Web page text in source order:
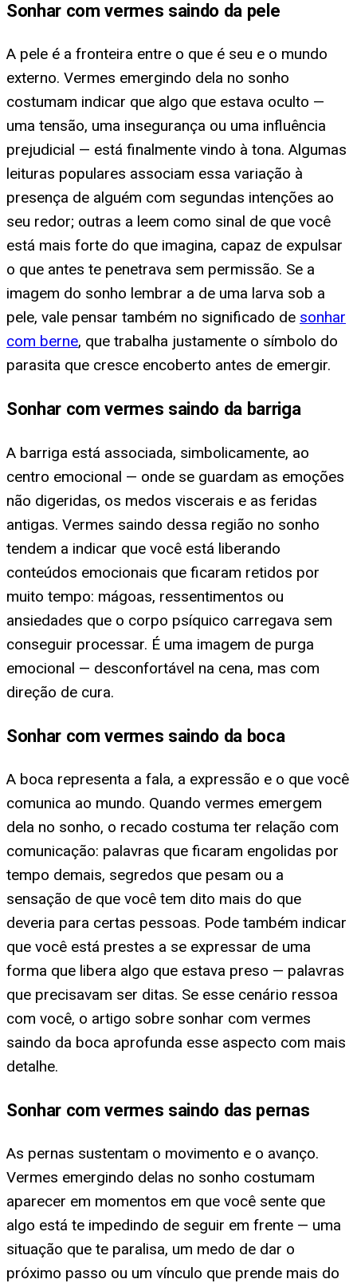
Sonhar com vermes saindo da pele
A pele é a fronteira entre o que é seu e o mundo
externo. Vermes emergindo dela no sonho
costumam indicar que algo que estava oculto —
uma tensão, uma insegurança ou uma influência
prejudicial — está finalmente vindo à tona. Algumas
leituras populares associam essa variação à
presença de alguém com segundas intenções ao
seu redor; outras a leem como sinal de que você
está mais forte do que imagina, capaz de expulsar
o que antes te penetrava sem permissão. Se a
imagem do sonho lembrar a de uma larva sob a
pele, vale pensar também no significado de sonhar
com berne, que trabalha justamente o símbolo do
parasita que cresce encoberto antes de emergir.
Sonhar com vermes saindo da barriga
A barriga está associada, simbolicamente, ao
centro emocional — onde se guardam as emoções
não digeridas, os medos viscerais e as feridas
antigas. Vermes saindo dessa região no sonho
tendem a indicar que você está liberando
conteúdos emocionais que ficaram retidos por
muito tempo: mágoas, ressentimentos ou
ansiedades que o corpo psíquico carregava sem
conseguir processar. É uma imagem de purga
emocional — desconfortável na cena, mas com
direção de cura.
Sonhar com vermes saindo da boca
A boca representa a fala, a expressão e o que você
comunica ao mundo. Quando vermes emergem
dela no sonho, o recado costuma ter relação com
comunicação: palavras que ficaram engolidas por
tempo demais, segredos que pesam ou a
sensação de que você tem dito mais do que
deveria para certas pessoas. Pode também indicar
que você está prestes a se expressar de uma
forma que libera algo que estava preso — palavras
que precisavam ser ditas. Se esse cenário ressoa
com você, o artigo sobre sonhar com vermes
saindo da boca aprofunda esse aspecto com mais
detalhe.
Sonhar com vermes saindo das pernas
As pernas sustentam o movimento e o avanço.
Vermes emergindo delas no sonho costumam
aparecer em momentos em que você sente que
algo está te impedindo de seguir em frente — uma
situação que te paralisa, um medo de dar o
próximo passo ou um vínculo que prende mais do